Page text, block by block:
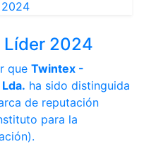
Líder 2024
que Twintex -
ha sido distinguida
de reputación
para la